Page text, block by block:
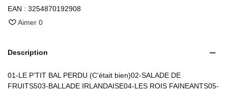
EAN : 3254870192908
Aimer 0
Description
01-LE P’TIT BAL PERDU (C’était bien)02-SALADE DE
FRUITS503-BALLADE IRLANDAISE04-LES ROIS FAINEANTS05-